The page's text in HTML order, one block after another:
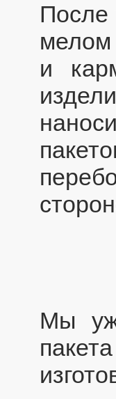
После
мелом
и
Мы